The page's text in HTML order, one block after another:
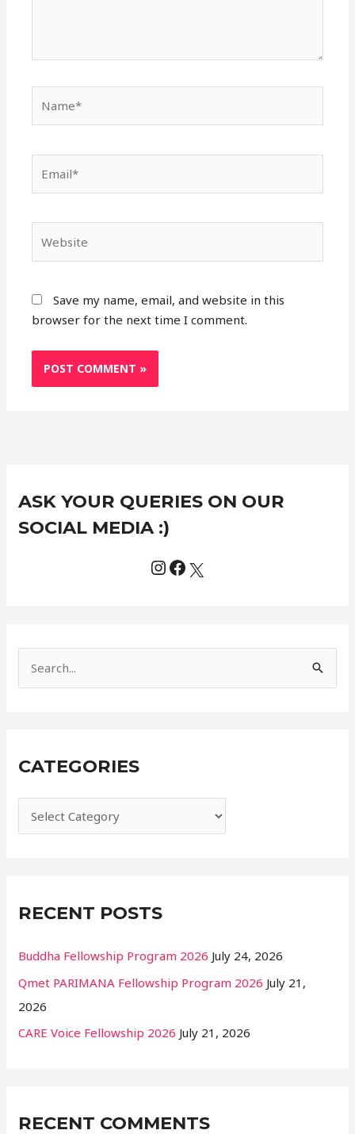
Save my name, email, and website in this
browser for the next time I comment.
ASK YOUR QUERIES ON OUR
SOCIAL MEDIA :)
c
o
CATEGORIES
a
t
s
RECENT POSTS
Buddha Fellowship Program 2026 July 24, 2026
Qmet PARIMANA Fellowship Program 2026 July 21,
2026
CARE Voice Fellowship 2026 July 21, 2026
RECENT COMMENTS